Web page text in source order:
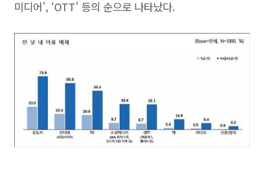
미디어’, ‘OTT’ 등의 순으로 나타났다.